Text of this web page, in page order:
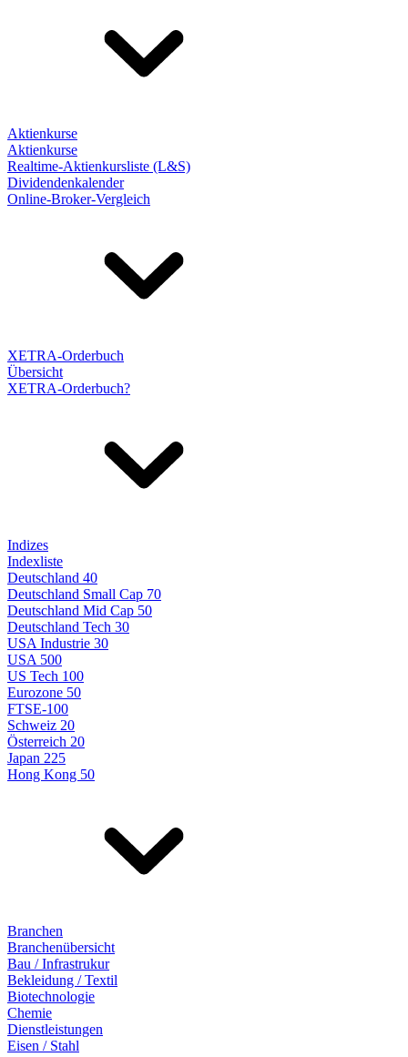
Aktienkurse
Aktienkurse
Realtime-Aktienkursliste (L&S)
Dividendenkalender
Online-Broker-Vergleich
XETRA-Orderbuch
Übersicht
XETRA-Orderbuch?
Indizes
Indexliste
Deutschland 40
Deutschland Small Cap 70
Deutschland Mid Cap 50
Deutschland Tech 30
USA Industrie 30
USA 500
US Tech 100
Eurozone 50
FTSE-100
Schweiz 20
Österreich 20
Japan 225
Hong Kong 50
Branchen
Branchenübersicht
Bau / Infrastrukur
Bekleidung / Textil
Biotechnologie
Chemie
Dienstleistungen
Eisen / Stahl